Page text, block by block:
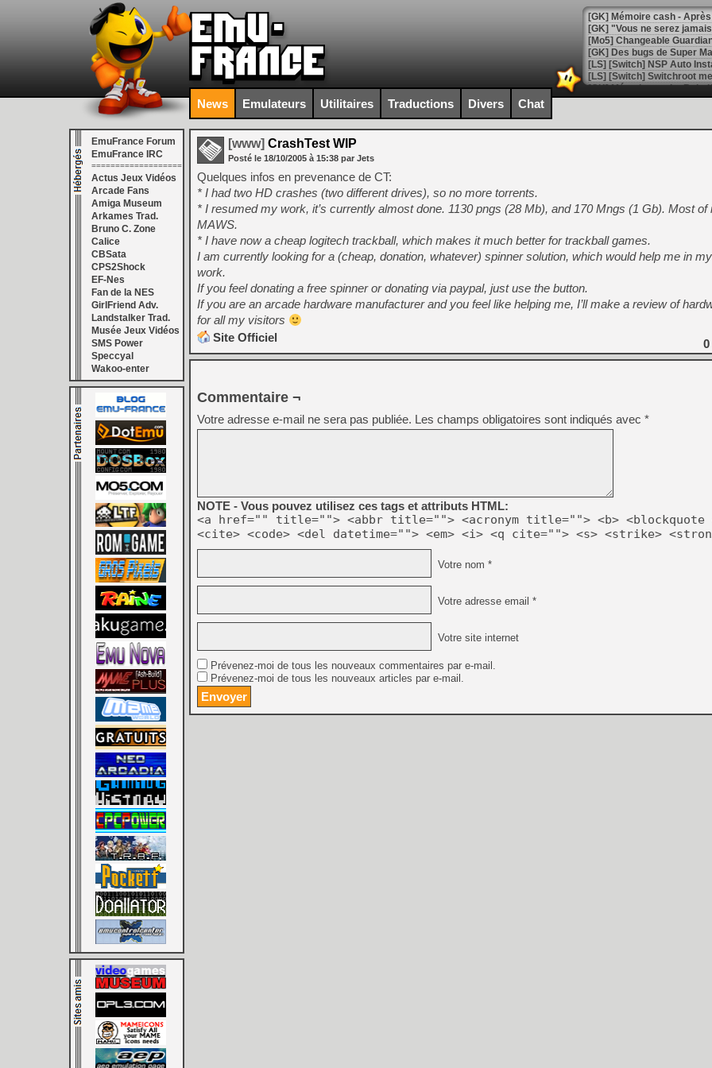
[GK] Mémoire cash -
[GK] "Vous ne serez
[Mo5] Changeable
[GK] Des bugs de Super
[LS] [Switch] NSP Auto
[GK] La saga horrifique
[GK] Le portage de Super
[Mo5] Le jeu de course
[GK] Guillermo del Toro
[LTF] Eté 2026 - Séquence 6
[GK] Mistfall Hunter : déjà
[GK] Wo Long 2 évolue
[GK] Crossfire : un TPS à
[LS] [PS5] Premiers
[Mo5] DOOM arrive en
[GK] Bethesda fête les 30
[GK] Roblox : l'action en
[GK] Agenda - GeForce
[LS] [PS5] ps5-y2jb-
[GK] Pourquoi Marvel
[GK] Test : Restory : Chill
[GK] GTA 6 : Rockstar
[GK] Hot Wheels Infinite
[GK] Mémoire cash -
[GK] Résultats Nintendo :
[GK] Dans ce jeu de
News Emulateurs Utilitaires Traductions Divers Chat
EmuFrance Forum
EmuFrance IRC
===================
Actus Jeux Vidéos
Arcade Fans
Amiga Museum
Arkames Trad.
Bruno C. Zone
Calice
CBSata
CPS2Shock
EF-Nes
Fan de la NES
GirlFriend Adv.
Landstalker Trad.
Musée Jeux Vidéos
SMS Power
Speccyal
Wakoo-enter
[www] CrashTest WIP
Posté le 18/10/2005 à 15:38 par Jets
Quelques infos en prevenance de CT:
* I had two HD crashes (two different drives), so no more torrents.
* I resumed my work, it’s currently almost done. 1130 pngs (28 Mb), and 170 Mngs (1 Gb). Most of
MAWS.
* I have now a cheap logitech trackball, which makes it much better for trackball games.
I am currently looking for a (cheap, donation, whatever) spinner solution, which would help me in
work.
If you feel donating a free spinner or donating via paypal, just use the button.
If you are an arcade hardware manufacturer and you feel like helping me, I’ll make a review of
for all my visitors
Site Officiel
0
Commentaire ¬
Votre adresse e-mail ne sera pas publiée. Les champs obligatoires sont indiqués avec *
NOTE - Vous pouvez utilisez ces tags et attributs HTML:
<a href="" title=""> <abbr title=""> <acronym title=""> <b> <blockquote
<cite> <code> <del datetime=""> <em> <i> <q cite=""> <s> <strike>
Votre nom *
Votre adresse email *
Votre site internet
Prévenez-moi de tous les nouveaux commentaires par e-mail.
Prévenez-moi de tous les nouveaux articles par e-mail.